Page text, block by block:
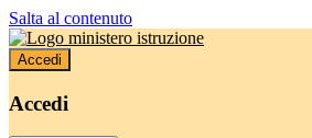
Salta al contenuto
Accedi
Accedi